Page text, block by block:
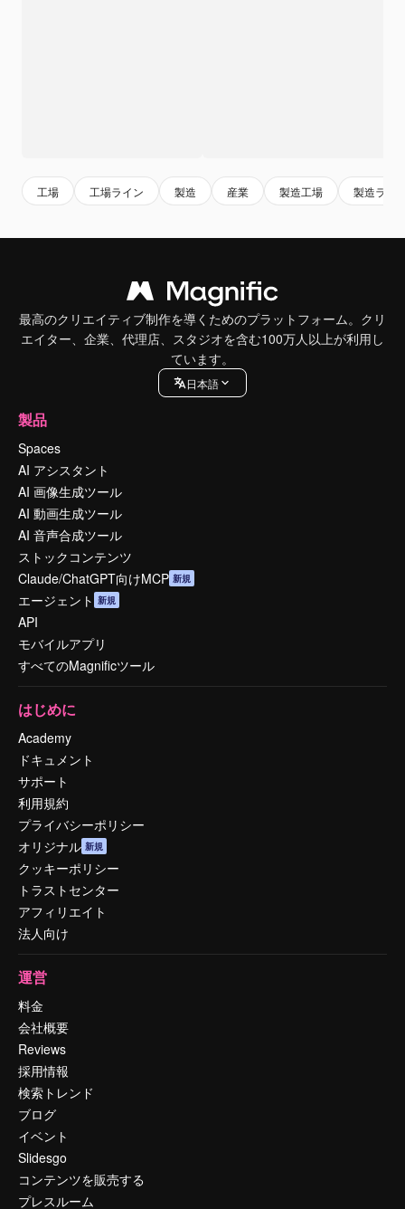
工場 工場ライン 製造 産業 製造工場 製造ライ
最高のクリエイティブ制作を導くためのプラットフォーム。クリ
エイター、企業、代理店、スタジオを含む100万人以上が利用し
ています。
日本語
製品
Spaces
AI アシスタント
AI 画像生成ツール
AI 動画生成ツール
AI 音声合成ツール
ストックコンテンツ
Claude/ChatGPT向けMCP 新規
エージェント 新規
API
モバイルアプリ
すべてのMagnificツール
はじめに
Academy
ドキュメント
サポート
利用規約
プライバシーポリシー
オリジナル 新規
クッキーポリシー
トラストセンター
アフィリエイト
法人向け
運営
料金
会社概要
Reviews
採用情報
検索トレンド
ブログ
イベント
Slidesgo
コンテンツを販売する
プレスルーム